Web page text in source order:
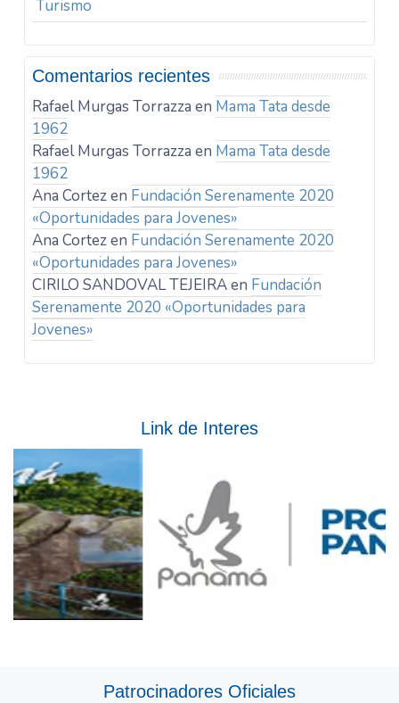
Turismo
Comentarios recientes
Rafael Murgas Torrazza en Mama Tata desde
1962
Rafael Murgas Torrazza en Mama Tata desde
1962
Ana Cortezen Fundación Serenamente 2020
«Oportunidades para Jovenes»
Ana Cortezen Fundación Serenamente 2020
«Oportunidades para Jovenes»
CIRILO SANDOVAL TEJEIRAen Fundación
Serenamente 2020 «Oportunidades para
Jovenes»
Link de Interes
Patrocinadores Oficiales